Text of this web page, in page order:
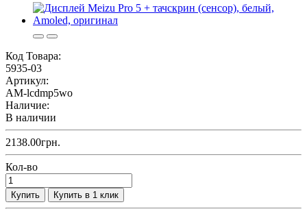
Код Товара:
5935-03
Артикул:
AM-lcdmp5wo
Наличие:
В наличии
2138.00грн.
Кол-во
Купить Купить в 1 клик